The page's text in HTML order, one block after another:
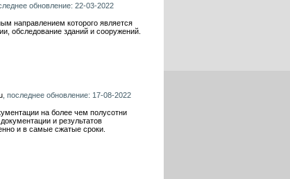
обновление: 22-03-2022
направлением которого является
обследование зданий и сооружений.
, последнее обновление: 17-08-2022
на более чем полусотни
и результатов
и в самые сжатые сроки.